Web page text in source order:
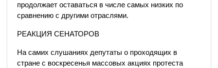
продолжает оставаться в числе самых низких по
сравнению с другими отраслями.
РЕАКЦИЯ СЕНАТОРОВ
На самих слушаниях депутаты о проходящих в
стране с воскресенья массовых акциях протеста